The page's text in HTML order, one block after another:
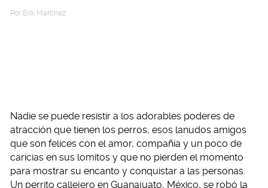
Por Erik Martinez
Nadie se puede resistir a los adorables poderes de
atracción que tienen los perros, esos lanudos amigos
que son felices con el amor, compañía y un poco de
caricias en sus lomitos y que no pierden el momento
para mostrar su encanto y conquistar a las personas.
Un perrito callejero en Guanajuato, México, se robó la